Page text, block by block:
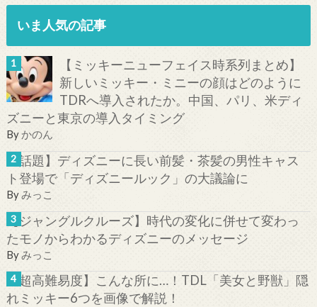
いま人気の記事
【ミッキーニューフェイス時系列まとめ】
新しいミッキー・ミニーの顔はどのように
TDRへ導入されたか。中国、パリ、米ディ
ズニーと東京の導入タイミング
Byかのん
【話題】ディズニーに長い前髪・茶髪の男性キャス
ト登場で「ディズニールック」の大議論に
Byみっこ
【ジャングルクルーズ】時代の変化に併せて変わっ
たモノからわかるディズニーのメッセージ
Byみっこ
【超高難易度】こんな所に…！TDL「美女と野獣」隠
れミッキー6つを画像で解説！